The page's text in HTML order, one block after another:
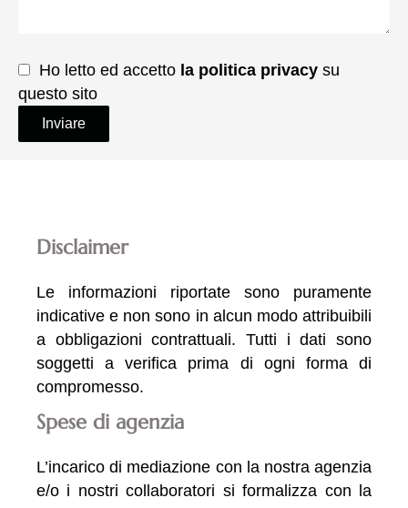
Ho letto ed accetto la politica privacy su
questo sito
Inviare
Disclaimer
Le informazioni riportate sono puramente
indicative e non sono in alcun modo attribuibili
a obbligazioni contrattuali. Tutti i dati sono
soggetti a verifica prima di ogni forma di
compromesso.
Spese di agenzia
L’incarico di mediazione con la nostra agenzia
e/o i nostri collaboratori si formalizza con la